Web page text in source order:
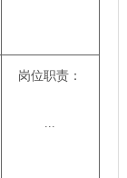
岗位职责：